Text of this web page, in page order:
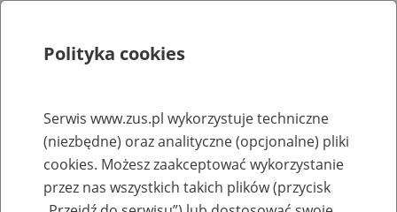
Rejestry, ewidencje i archiwa
Baza zlikwidowanych lub
Polityka cookies
Serwis www.zus.pl wykorzystuje techniczne
(niezbędne) oraz analityczne (opcjonalne) pliki
cookies. Możesz zaakceptować wykorzystanie
przez nas wszystkich takich plików (przycisk